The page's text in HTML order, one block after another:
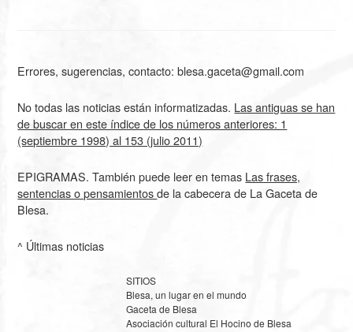
Errores, sugerencias, contacto: blesa.gaceta@gmail.com
No todas las noticias están informatizadas. Las antiguas se han
de buscar en este índice de los números anteriores: 1
(septiembre 1998) al 153 (julio 2011)
EPIGRAMAS. También puede leer en temas Las frases,
sentencias o pensamientosde la cabecera de La Gaceta de
Blesa.
^ Últimas noticias
SITIOS
Blesa, un lugar en el mundo
Gaceta de Blesa
Asociación cultural El Hocino de Blesa